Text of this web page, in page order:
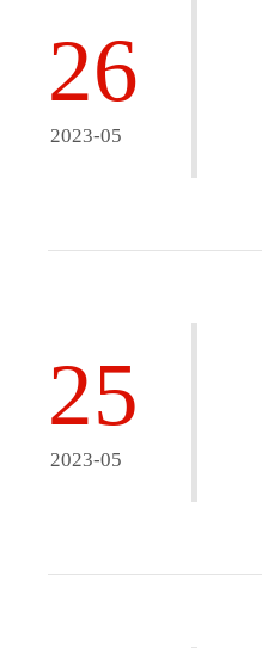
26
2023-05
25
2023-05